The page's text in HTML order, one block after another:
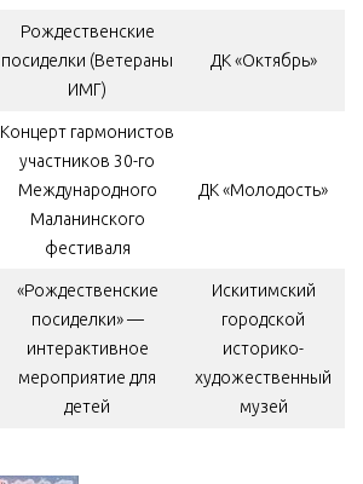
Рождественские
посиделки (Ветераны
ИМГ)
ДК «Октябрь»
Концерт гармонистов
участников 30-го
Международного
Маланинского
фестиваля
ДК «Молодость»
«Рождественские
посиделки» —
интерактивное
мероприятие для
детей
Искитимский
городской
историко-
художественный
музей